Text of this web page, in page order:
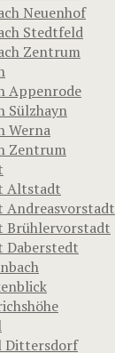
Neuenhof
Stedtfeld
Zentrum
Appenrode
Sülzhayn
Werna
Zentrum
Altstadt
Andreasvorstadt
Brühlervorstadt
Daberstedt
Dittersdorf